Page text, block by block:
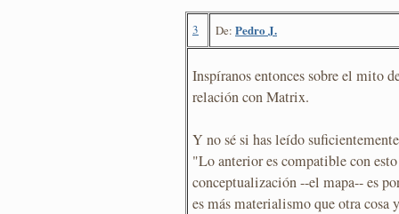
3 De: Pedro J.
Inspíranos entonces sobre el mito
relación con Matrix.
Y no sé si has leído
"Lo anterior es compatible con
conceptualización --el mapa-- es
es más materialismo que otra